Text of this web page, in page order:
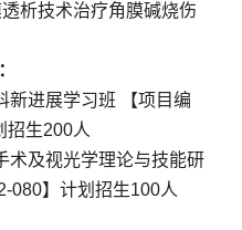
析技术治疗角膜碱烧伤
进展学习班 【项目编
招生200人
及视光学理论与技能研
080】计划招生100人